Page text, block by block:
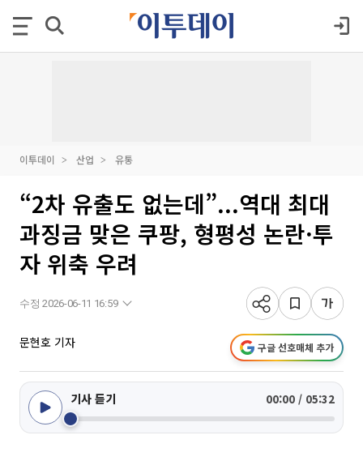
이투데이 산업 유통
“2차 유출도 없는데”...역대 최대
과징금 맞은 쿠팡, 형평성 논란·투
자 위축 우려
수정 2026-06-11 16:59
문현호 기자 구글 선호매체 추가
기사 듣기 00:00 / 05:32